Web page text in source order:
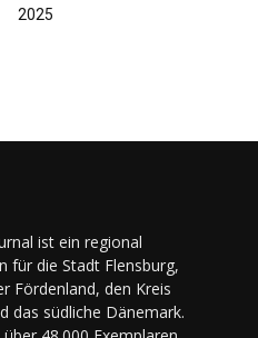
2025
ist ein regional
für die Stadt Flensburg,
Fördenland, den Kreis
das südliche Dänemark.